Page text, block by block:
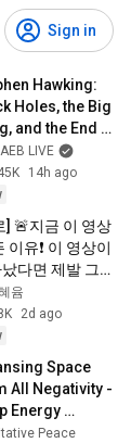
Sign in
Hawking:
Holes, the Big
and the End
Universe /
Stories /
LIVE
14h ago
] 🚨지금 이 영상
이유❗️ 이 영상이
다면 제발 그
기지 마세요⚠️
이 메시지 무시
마세요🧿절대
•학업•관계까지
💥)
윰
2d ago
Space
All Negativity -
Energy
and
Peace